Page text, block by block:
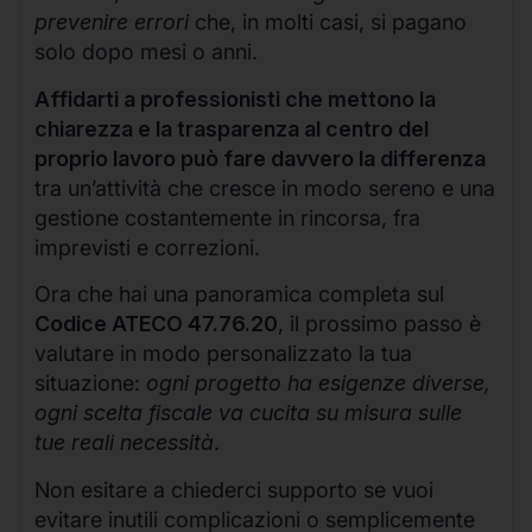
prevenire errori che, in molti casi, si pagano
solo dopo mesi o anni.
Affidarti a professionisti che mettono la
chiarezza e la trasparenza al centro del
proprio lavoro può fare davvero la differenza
tra un’attività che cresce in modo sereno e una
gestione costantemente in rincorsa, fra
imprevisti e correzioni.
Ora che hai una panoramica completa sul
Codice ATECO 47.76.20, il prossimo passo è
valutare in modo personalizzato la tua
situazione: ogni progetto ha esigenze diverse,
ogni scelta fiscale va cucita su misura sulle
tue reali necessità.
Non esitare a chiederci supporto se vuoi
evitare inutili complicazioni o semplicemente